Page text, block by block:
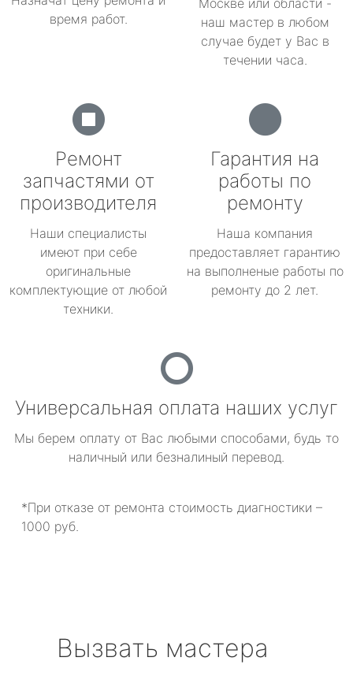
время работ.
Москве или области -
наш мастер в любом
случае будет у Вас в
течении часа.
Ремонт
запчастями от
производителя
Наши специалисты
имеют при себе
оригинальные
комплектующие от любой
техники.
Гарантия на
работы по
ремонту
Наша компания
предоставляет гарантию
на выполненые работы по
ремонту до 2 лет.
Универсальная оплата наших услуг
Мы берем оплату от Вас любыми способами, будь то
наличный или безналиный перевод.
*При отказе от ремонта стоимость диагностики –
1000 руб.
Вызвать мастера